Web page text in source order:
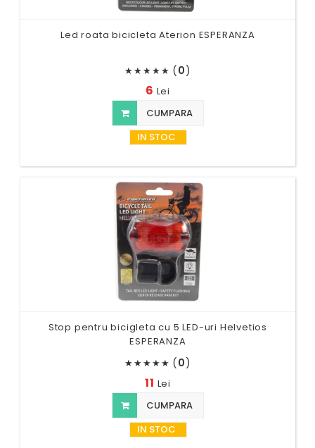
Led roata bicicleta Aterion ESPERANZA
★★★★★ (0)
6 Lei
CUMPARA
IN STOC
Stop pentru bicigleta cu 5 LED-uri Helvetios
ESPERANZA
★★★★★ (0)
11 Lei
CUMPARA
IN STOC